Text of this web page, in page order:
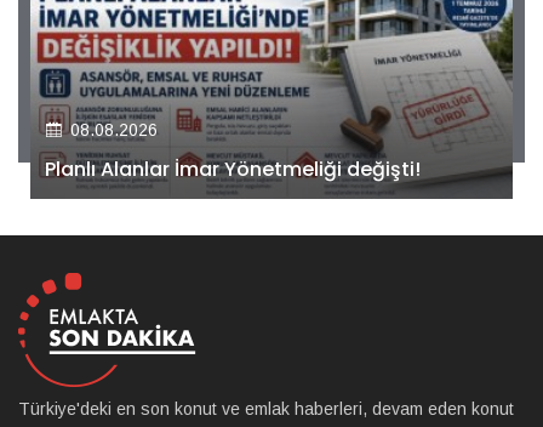
08.08.2026
Kiler GYO’dan Pendik Dolayoba projesiyle ilgili
önemli adım!
Türkiye'deki en son konut ve emlak haberleri, devam eden konut